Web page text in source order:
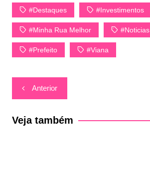
#Destaques #Investimentos
#Minha Rua Melhor #Noticias
#Prefeito #Viana
Navegação
de
Post
Anterior
Veja também